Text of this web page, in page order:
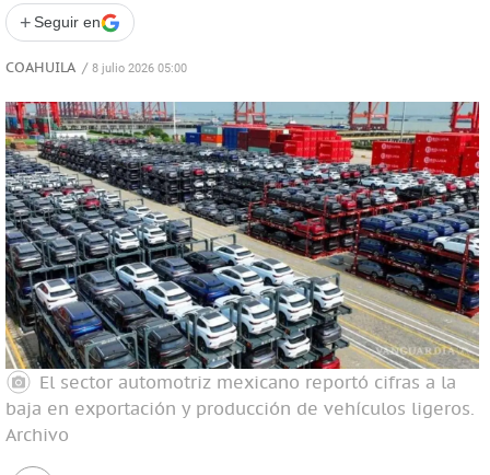
+ Seguir en
COAHUILA / 8 julio 2026 05:00
El sector automotriz mexicano reportó cifras a la
baja en exportación y producción de vehículos ligeros.
Archivo